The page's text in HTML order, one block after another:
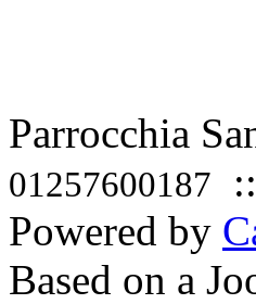
Parrocchia
01257600187 ::
Powered by
Based on a